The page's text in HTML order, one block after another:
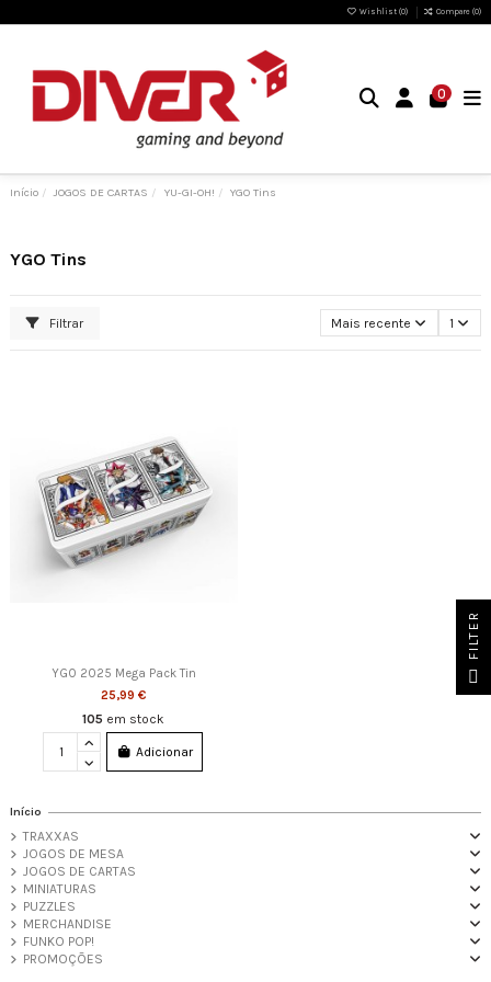
Wishlist (0) Compare (0)
0
Início JOGOS DE CARTAS YU-GI-OH! YGO Tins
YGO Tins
Filtrar Mais recente 1
YGO 2025 Mega Pack Tin
25,99 €
105 em stock
Adicionar
Início
TRAXXAS
JOGOS DE MESA
JOGOS DE CARTAS
MINIATURAS
PUZZLES
MERCHANDISE
FUNKO POP!
PROMOÇÕES
FILTER